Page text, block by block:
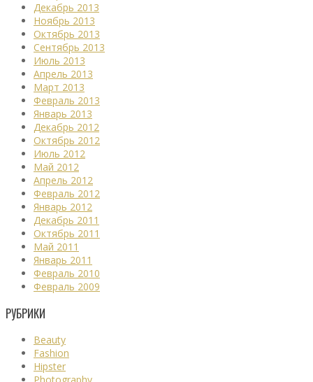
Декабрь 2013
Ноябрь 2013
Октябрь 2013
Сентябрь 2013
Июль 2013
Апрель 2013
Март 2013
Февраль 2013
Январь 2013
Декабрь 2012
Октябрь 2012
Июль 2012
Май 2012
Апрель 2012
Февраль 2012
Январь 2012
Декабрь 2011
Октябрь 2011
Май 2011
Январь 2011
Февраль 2010
Февраль 2009
РУБРИКИ
Beauty
Fashion
Hipster